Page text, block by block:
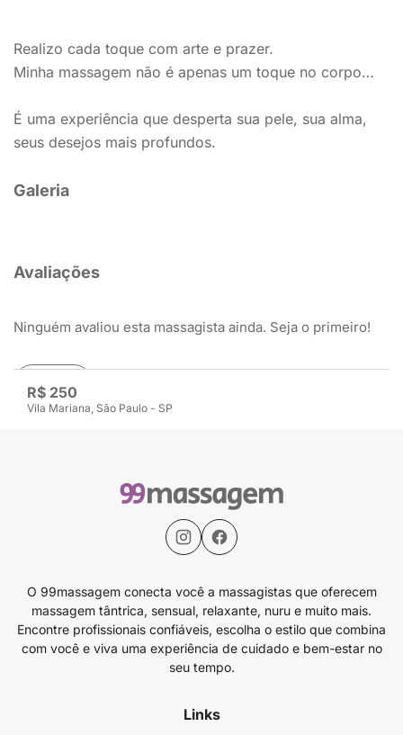
R$ 250
Vila Mariana, São Paulo - SP
Realizo cada toque com arte e prazer.
Minha massagem não é apenas um toque no corpo…
É uma experiência que desperta sua pele, sua alma,
seus desejos mais profundos.
Galeria
Avaliações
Ninguém avaliou esta massagista ainda. Seja o primeiro!
Avaliar
O 99massagem conecta você a massagistas que oferecem
massagem tântrica, sensual, relaxante, nuru e muito mais.
Encontre profissionais confiáveis, escolha o estilo que combina
com você e viva uma experiência de cuidado e bem-estar no
seu tempo.
Links